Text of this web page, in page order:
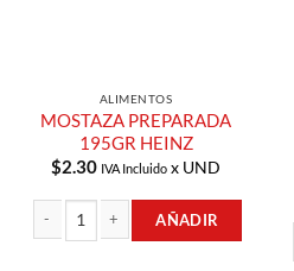
ALIMENTOS
MOSTAZA PREPARADA
195GR HEINZ
$2.30 IVA Incluido x UND
AÑADIR